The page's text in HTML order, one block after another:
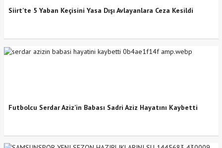
Siirt’te 5 Yaban Keçisini Yasa Dışı Avlayanlara Ceza Kesildi
Futbolcu Serdar Aziz’in Babası Sadri Aziz Hayatını Kaybetti